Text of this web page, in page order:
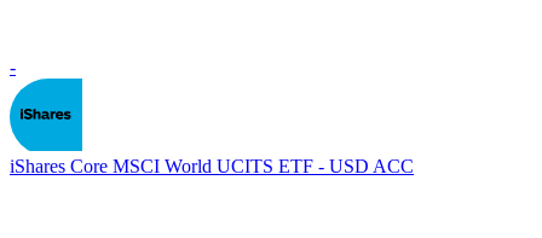
-
iShares Core MSCI World UCITS ETF - USD ACC